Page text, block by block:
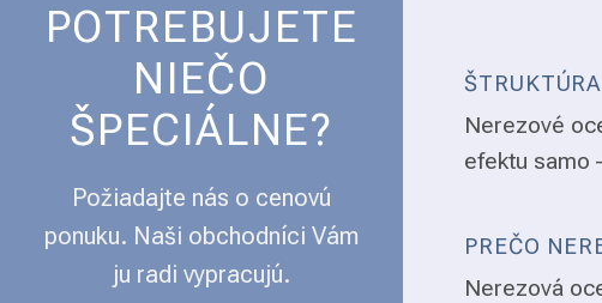
POTREBUJETE
NIEČO
ŠPECIÁLNE?
Požiadajte nás o cenovú
ponuku. Naši obchodníci Vám
ju radi vypracujú.
Nerezové
efektu samo
PREČO
Nerezová